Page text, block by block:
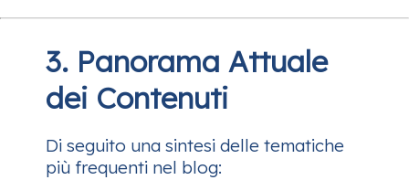
3. Panorama Attuale
dei Contenuti
Di seguito una sintesi delle tematiche
più frequenti nel blog: